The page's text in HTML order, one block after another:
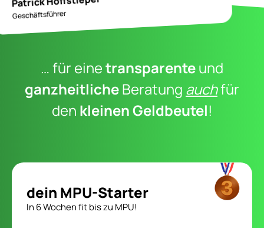
Geschäftsführer
… für einetransparenteund
ganzheitlicheBeratung auchfür
den kleinen Geldbeutel!
dein MPU-Starter
In 6 Wochen fit bis zu MPU!